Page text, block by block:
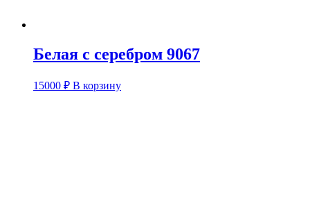
Белая с серебром 9067
15000 ₽ В корзину